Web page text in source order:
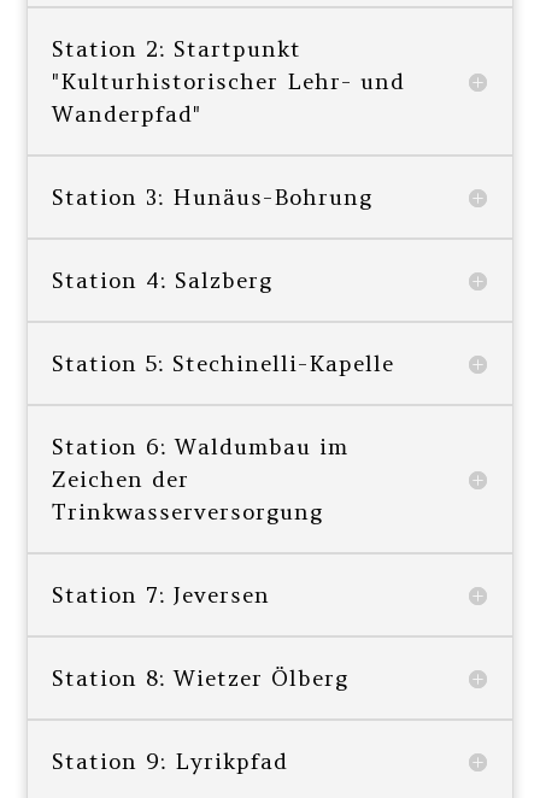
Station 2: Startpunkt
"Kulturhistorischer Lehr- und
Wanderpfad"
Station 3: Hunäus-Bohrung
Station 4: Salzberg
Station 5: Stechinelli-Kapelle
Station 6: Waldumbau im
Zeichen der
Trinkwasserversorgung
Station 7: Jeversen
Station 8: Wietzer Ölberg
Station 9: Lyrikpfad